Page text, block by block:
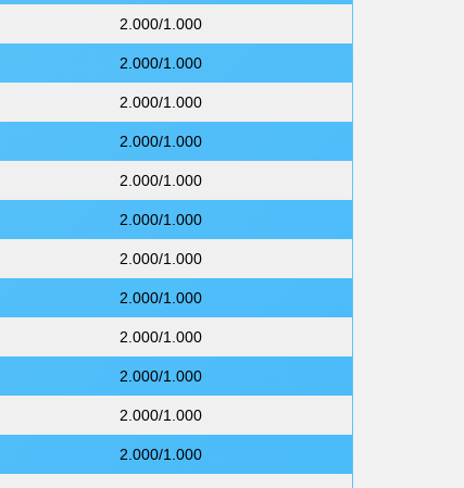
2.000/1.000
2.000/1.000
2.000/1.000
2.000/1.000
2.000/1.000
2.000/1.000
2.000/1.000
2.000/1.000
2.000/1.000
2.000/1.000
2.000/1.000
2.000/1.000